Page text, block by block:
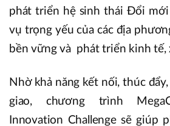
phát triển hệ sinh thái Đổi mới
vụ trọng yếu của các địa
bền vững và phát triển kinh tế,
Nhờ khả năng kết nối, thúc
giao, chương trình
Innovation Challenge sẽ giúp